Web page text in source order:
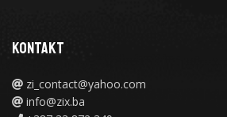
KONTAKT
zi_contact@yahoo.com
info@zix.ba